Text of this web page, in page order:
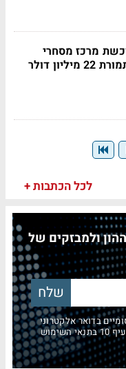
מרכז מסחרי
דולר
לכל הכתבות +
ולמבזקים של
בדואר אלקטרוני